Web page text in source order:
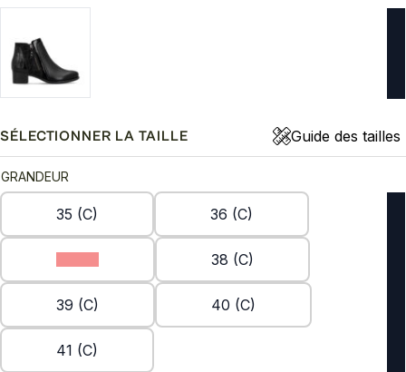
de
prix :
80.00$
à
SÉLECTIONNER LA TAILLE Guide des tailles
GRANDEUR
35 (C) 36 (C)
38 (C)
39 (C) 40 (C)
41 (C)